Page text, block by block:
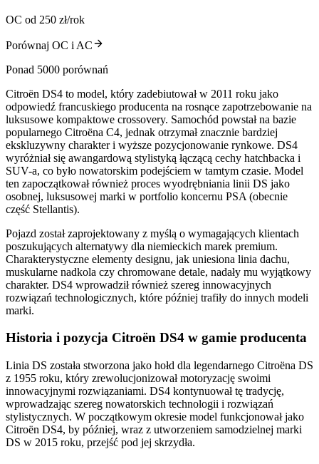
OC od 250 zł/rok
Porównaj OC i AC
Ponad 5000 porównań
Citroën DS4 to model, który zadebiutował w 2011 roku jako
odpowiedź francuskiego producenta na rosnące zapotrzebowanie na
luksusowe kompaktowe crossovery. Samochód powstał na bazie
popularnego Citroëna C4, jednak otrzymał znacznie bardziej
ekskluzywny charakter i wyższe pozycjonowanie rynkowe. DS4
wyróżniał się awangardową stylistyką łączącą cechy hatchbacka i
SUV-a, co było nowatorskim podejściem w tamtym czasie. Model
ten zapoczątkował również proces wyodrębniania linii DS jako
osobnej, luksusowej marki w portfolio koncernu PSA (obecnie
część Stellantis).
Pojazd został zaprojektowany z myślą o wymagających klientach
poszukujących alternatywy dla niemieckich marek premium.
Charakterystyczne elementy designu, jak uniesiona linia dachu,
muskularne nadkola czy chromowane detale, nadały mu wyjątkowy
charakter. DS4 wprowadził również szereg innowacyjnych
rozwiązań technologicznych, które później trafiły do innych modeli
marki.
Historia i pozycja Citroën DS4 w gamie producenta
Linia DS została stworzona jako hołd dla legendarnego Citroëna DS
z 1955 roku, który zrewolucjonizował motoryzację swoimi
innowacyjnymi rozwiązaniami. DS4 kontynuował tę tradycję,
wprowadzając szereg nowatorskich technologii i rozwiązań
stylistycznych. W początkowym okresie model funkcjonował jako
Citroën DS4, by później, wraz z utworzeniem samodzielnej marki
DS w 2015 roku, przejść pod jej skrzydła.